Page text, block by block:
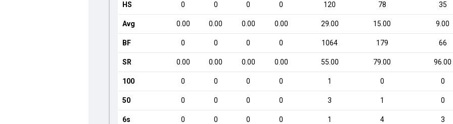
HS 0 0 0 0 120 78 35
Avg 0.00 0.00 0.00 0.00 29.00 15.00 9.00
BF 0 0 0 0 1064 179 66
SR 0.00 0.00 0.00 0.00 55.00 79.00 96.00
100 0 0 0 0 1 0 0
50 0 0 0 0 3 1 0
6s 0 0 0 0 1 4 3